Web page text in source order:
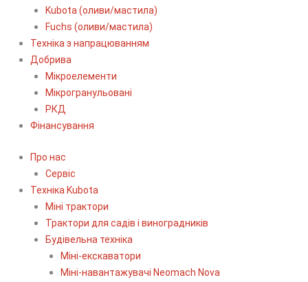
Kubota (оливи/мастила)
Fuchs (оливи/мастила)
Техніка з напрацюванням
Добрива
Мікроелементи
Мікрогранульовані
РКД
Фінансування
Про нас
Сервіс
Технiка Kubota
Міні трактори
Трактори для садів і виноградників
Будівельна техніка
Міні-екскаватори
Міні-навантажувачі Neomach Nova